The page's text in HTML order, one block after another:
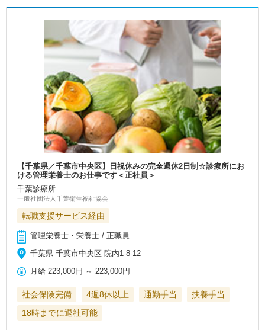
【千葉県／千葉市中央区】日祝休みの完全週休2日制☆診療所にお
ける管理栄養士のお仕事です＜正社員＞
千葉診療所
一般社団法人千葉衛生福祉協会
転職支援サービス経由
管理栄養士・栄養士 / 正職員
千葉県 千葉市中央区 院内1-8-12
月給 223,000円 ～ 223,000円
社会保険完備 4週8休以上 通勤手当
扶養手当
18時までに退社可能